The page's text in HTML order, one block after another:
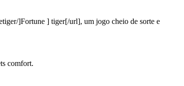
]Fortune ] tiger[/url], um jogo cheio de sorte e
comfort.